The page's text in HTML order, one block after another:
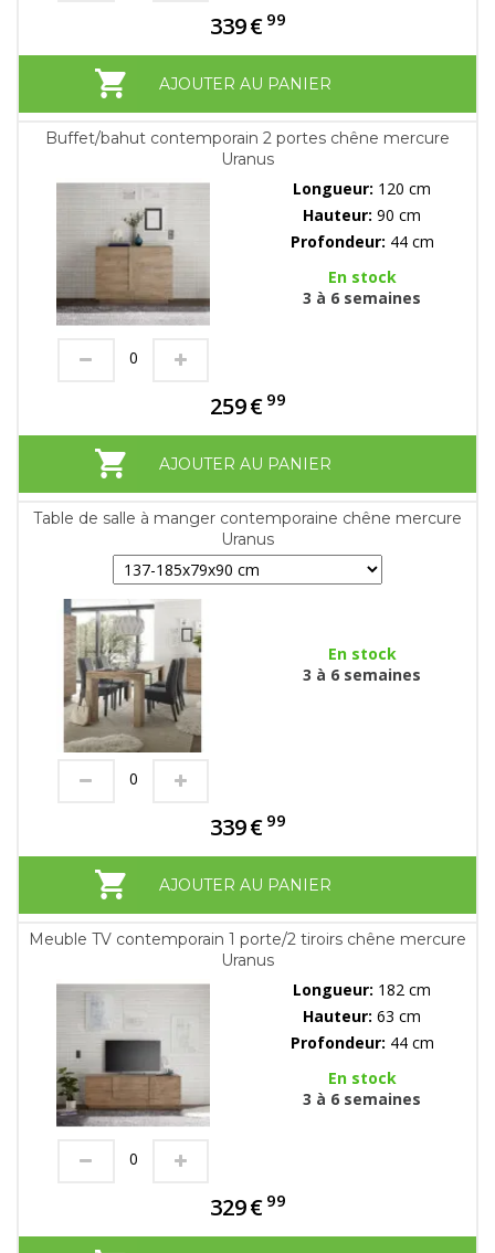
339€ 99
AJOUTER AU PANIER
Buffet/bahut contemporain 2 portes chêne mercure
Uranus
Longueur: 120 cm
Hauteur: 90 cm
Profondeur: 44 cm
En stock
3 à 6 semaines
259€ 99
AJOUTER AU PANIER
Table de salle à manger contemporaine chêne mercure
Uranus
En stock
3 à 6 semaines
339€ 99
AJOUTER AU PANIER
Meuble TV contemporain 1 porte/2 tiroirs chêne mercure
Uranus
Longueur: 182 cm
Hauteur: 63 cm
Profondeur: 44 cm
En stock
3 à 6 semaines
329€ 99